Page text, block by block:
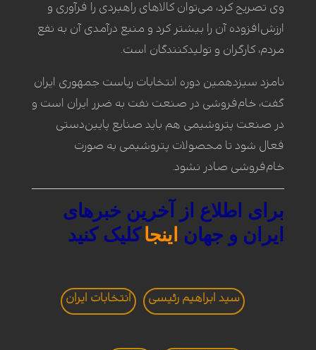
وی تصریح کرد، می‌توان کالاهای راهبردی را فرآوری و
ارزش‌افزوده آن را بیشتر کرد و منبع درآمدی آن به نفع
مردم، کارگران و تولیدکنندگان است.
نامزد سیزدهمین دوره انتخابات ریاست جمهوری ایران
گفت، خام‌فروشی در صنعت نفت به ضرر ایران است و
در صنعت پتروشیمی هم باید صنایع پایین‌دستی
فعال شود تا محصولات پتروشیمی به صورت
خام‌فروشی صادر نشود.
برای اطلاع از آخرین خبرهای
ایران و جهان اینجاکلیک کنید
سید ابراهیم رئیسی انتخابات ایران